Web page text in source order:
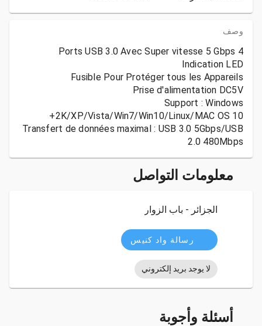
وصف
Support : Windows
Transfert de données maximal : USB 3.0 5Gbps/USB
2.0 480Mbps
معلومات التواصل
الجزائر - باب الزوار
رسالة واد كنيس
لا يوجد بريد إلكتروني
أسئلة وأجوبة